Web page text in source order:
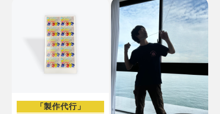
「製作代行」